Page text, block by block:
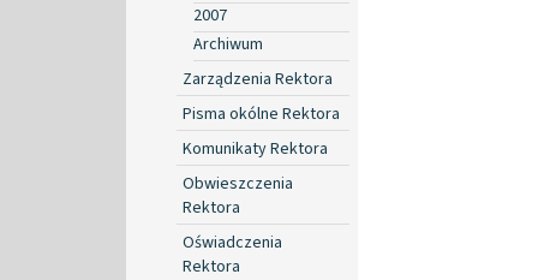
2007
Archiwum
Zarządzenia Rektora
Pisma okólne Rektora
Komunikaty Rektora
Obwieszczenia
Rektora
Oświadczenia
Rektora